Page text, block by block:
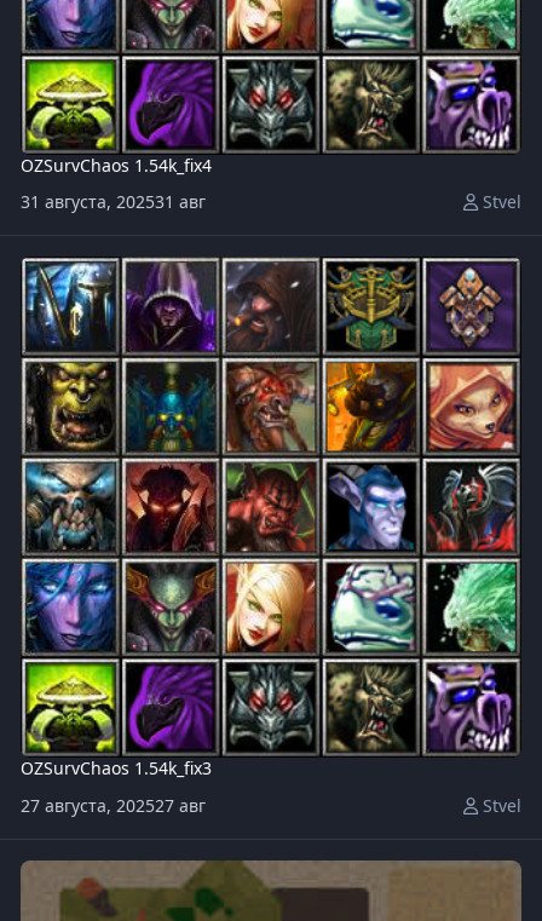
OZSurvChaos 1.54k_fix4
31 августа, 202531 авг
Stvel
OZSurvChaos 1.54k_fix3
27 августа, 202527 авг
Stvel